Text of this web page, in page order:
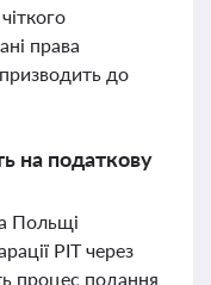
права
до
на податкову
Польщі
PIT через
процес подання